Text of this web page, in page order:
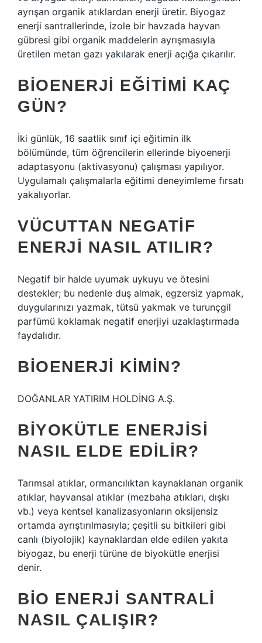
ayrışan organik atıklardan enerji üretir. Biyogaz
enerji santrallerinde, izole bir havzada hayvan
gübresi gibi organik maddelerin ayrışmasıyla
üretilen metan gazı yakılarak enerji açığa çıkarılır.
BIOENERJI EĞITIMI KAÇ
GÜN?
İki günlük, 16 saatlik sınıf içi eğitimin ilk
bölümünde, tüm öğrencilerin ellerinde biyoenerji
adaptasyonu (aktivasyonu) çalışması yapılıyor.
Uygulamalı çalışmalarla eğitimi deneyimleme fırsatı
yakalıyorlar.
VÜCUTTAN NEGATIF
ENERJI NASIL ATILIR?
Negatif bir halde uyumak uykuyu ve ötesini
destekler; bu nedenle duş almak, egzersiz yapmak,
duygularınızı yazmak, tütsü yakmak ve turunçgil
parfümü koklamak negatif enerjiyi uzaklaştırmada
faydalıdır.
BIOENERJI KIMIN?
DOĞANLAR YATIRIM HOLDİNG A.Ş.
BIYOKÜTLE ENERJISI
NASIL ELDE EDILIR?
Tarımsal atıklar, ormancılıktan kaynaklanan organik
atıklar, hayvansal atıklar (mezbaha atıkları, dışkı
vb.) veya kentsel kanalizasyonların oksijensiz
ortamda ayrıştırılmasıyla; çeşitli su bitkileri gibi
canlı (biyolojik) kaynaklardan elde edilen yakıta
biyogaz, bu enerji türüne de biyokütle enerjisi
denir.
BIO ENERJI SANTRALI
NASIL ÇALIŞIR?